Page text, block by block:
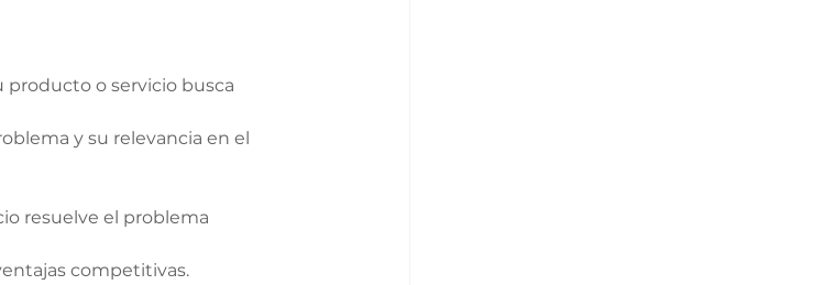
producto o servicio busca
y su relevancia en el
resuelve el problema
competitivas.